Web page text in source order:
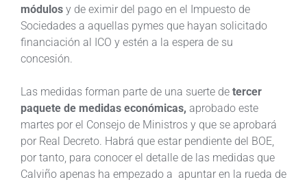
módulos y de eximir del pago en el Impuesto de
Sociedades a aquellas pymes que hayan solicitado
financiación al ICO y estén a la espera de su
concesión.
Las medidas forman parte de una suerte de tercer
paquete de medidas económicas, aprobado este
martes por el Consejo de Ministros y que se aprobará
por Real Decreto. Habrá que estar pendiente del BOE,
por tanto, para conocer el detalle de las medidas que
Calviño apenas ha empezado a apuntar en la rueda de